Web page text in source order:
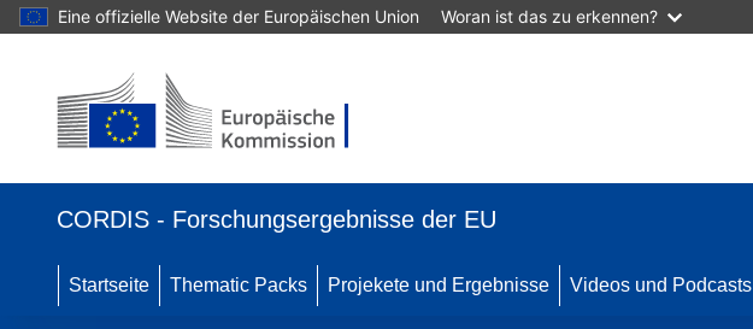
Eine offizielle Website der Europäischen Union Woran ist das zu erkennen?
CORDIS - Forschungsergebnisse der EU
Startseite Thematic Packs Projekete und Ergebnisse Videos und Podcasts